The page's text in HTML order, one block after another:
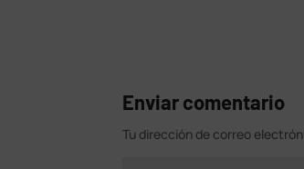
Enviar comentario
Tu dirección de correo